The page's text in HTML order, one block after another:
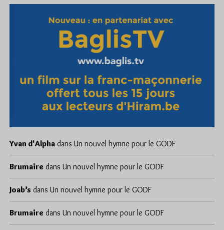
Yvan d'Alpha dans Un nouvel hymne pour le GODF
Brumaire dans Un nouvel hymne pour le GODF
Joab’s dans Un nouvel hymne pour le GODF
Brumaire dans Un nouvel hymne pour le GODF